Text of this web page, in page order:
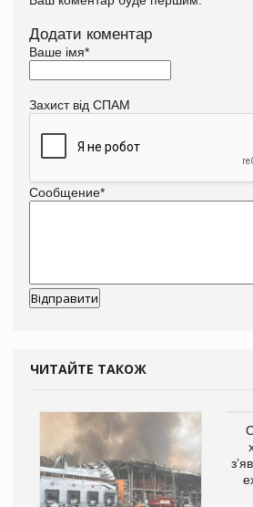
Додати коментар
Ваше імя*
Захист від СПАМ
Сообщение*
ЧИТАЙТЕ ТАКОЖ